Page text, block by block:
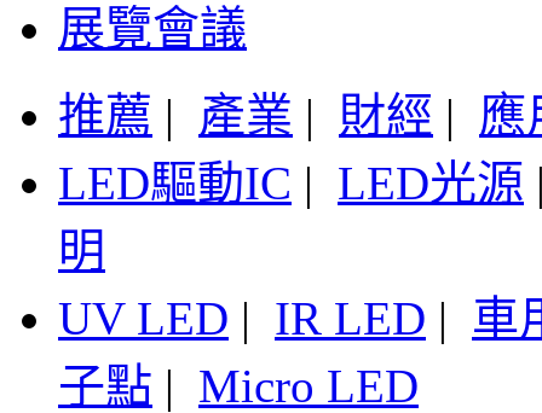
展覽會議
推薦 | 產業 | 財經 | 應
LED驅動IC | LED光源
明
UV LED | IR LED | 車
子點 | Micro LED